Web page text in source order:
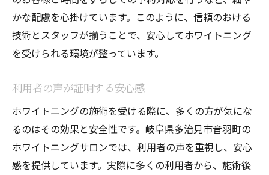
地元支援の取り組み
愛され続けるサービスの提供
口コミで広がる人気の秘密
かな配慮を心掛けています。このように、信頼のおける
技術とスタッフが揃うことで、安心してホワイトニング
を受けられる環境が整っています。
利用者の声が証明する安心感
ホワイトニングの施術を受ける際に、多くの方が気にな
るのはその効果と安全性です。岐阜県多治見市音羽町の
ホワイトニングサロンでは、利用者の声を重視し、安心
感を提供しています。実際に多くの利用者から、施術後